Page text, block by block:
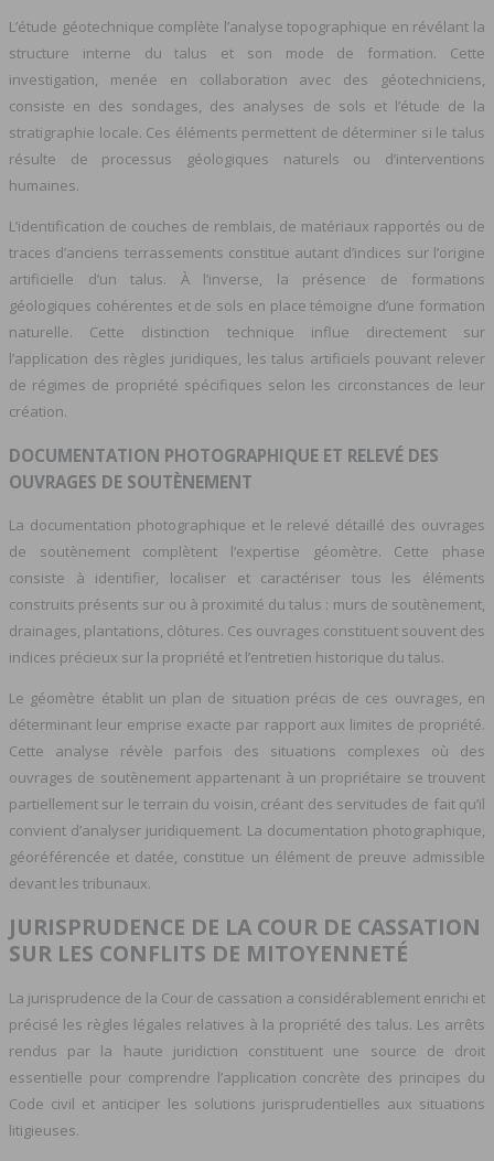
L’étude géotechnique complète l’analyse topographique en révélant la
structure interne du talus et son mode de formation. Cette
investigation, menée en collaboration avec des géotechniciens,
consiste en des sondages, des analyses de sols et l’étude de la
stratigraphie locale. Ces éléments permettent de déterminer si le talus
résulte de processus géologiques naturels ou d’interventions
humaines.
L’identification de couches de remblais, de matériaux rapportés ou de
traces d’anciens terrassements constitue autant d’indices sur l’origine
artificielle d’un talus. À l’inverse, la présence de formations
géologiques cohérentes et de sols en place témoigne d’une formation
naturelle. Cette distinction technique influe directement sur
l’application des règles juridiques, les talus artificiels pouvant relever
de régimes de propriété spécifiques selon les circonstances de leur
création.
DOCUMENTATION PHOTOGRAPHIQUE ET RELEVÉ DES
OUVRAGES DE SOUTÈNEMENT
La documentation photographique et le relevé détaillé des ouvrages
de soutènement complètent l’expertise géomètre. Cette phase
consiste à identifier, localiser et caractériser tous les éléments
construits présents sur ou à proximité du talus : murs de soutènement,
drainages, plantations, clôtures. Ces ouvrages constituent souvent des
indices précieux sur la propriété et l’entretien historique du talus.
Le géomètre établit un plan de situation précis de ces ouvrages, en
déterminant leur emprise exacte par rapport aux limites de propriété.
Cette analyse révèle parfois des situations complexes où des
ouvrages de soutènement appartenant à un propriétaire se trouvent
partiellement sur le terrain du voisin, créant des servitudes de fait qu’il
convient d’analyser juridiquement. La documentation photographique,
géoréférencée et datée, constitue un élément de preuve admissible
devant les tribunaux.
JURISPRUDENCE DE LA COUR DE CASSATION
SUR LES CONFLITS DE MITOYENNETÉ
La jurisprudence de la Cour de cassation a considérablement enrichi et
précisé les règles légales relatives à la propriété des talus. Les arrêts
rendus par la haute juridiction constituent une source de droit
essentielle pour comprendre l’application concrète des principes du
Code civil et anticiper les solutions jurisprudentielles aux situations
litigieuses.